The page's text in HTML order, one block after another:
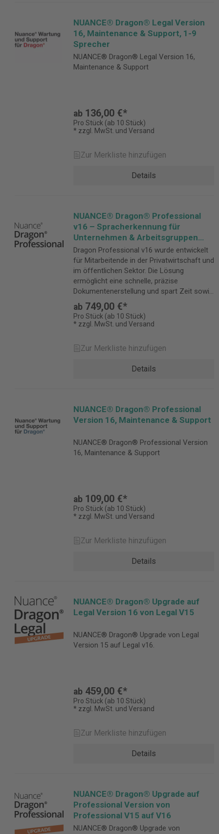
NUANCE® Dragon® Legal Version
16, Maintenance & Support, 1-9
Sprecher
NUANCE® Dragon® Legal Version 16,
Maintenance & Support
ab 136,00 €*
Pro Stück (ab 10 Stück)
* zzgl. MwSt. und Versand
Zur Merkliste hinzufügen
Details
NUANCE® Dragon® Professional
v16 – Spracherkennung für
Unternehmen & Arbeitsgruppen
Download-Version
(Bearbeitungszeit: bis zu 3
Werktage)
Dragon Professional v16 wurde entwickelt
für Mitarbeitende in der Privatwirtschaft und
im öffentlichen Sektor. Die Lösung
ermöglicht eine schnelle, präzise
Dokumentenerstellung und spart Zeit sowie
Kosten.
ab 749,00 €*
Pro Stück (ab 10 Stück)
* zzgl. MwSt. und Versand
Zur Merkliste hinzufügen
Details
NUANCE® Dragon® Professional
Version 16, Maintenance & Support
NUANCE® Dragon® Professional Version
16, Maintenance & Support
ab 109,00 €*
Pro Stück (ab 10 Stück)
* zzgl. MwSt. und Versand
Zur Merkliste hinzufügen
Details
NUANCE® Dragon® Upgrade auf
Legal Version 16 von Legal V15
NUANCE® Dragon® Upgrade von Legal
Version 15 auf Legal v16.
ab 459,00 €*
Pro Stück (ab 10 Stück)
* zzgl. MwSt. und Versand
Zur Merkliste hinzufügen
Details
NUANCE® Dragon® Upgrade auf
Professional Version von
Professional V15 auf V16
NUANCE® Dragon® Upgrade von